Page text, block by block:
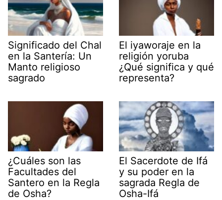
Significado del Chal
en la Santería: Un
Manto religioso
sagrado
El iyaworaje en la
religión yoruba
¿Qué significa y qué
representa?
¿Cuáles son las
Facultades del
Santero en la Regla
de Osha?
El Sacerdote de Ifá
y su poder en la
sagrada Regla de
Osha-Ifá